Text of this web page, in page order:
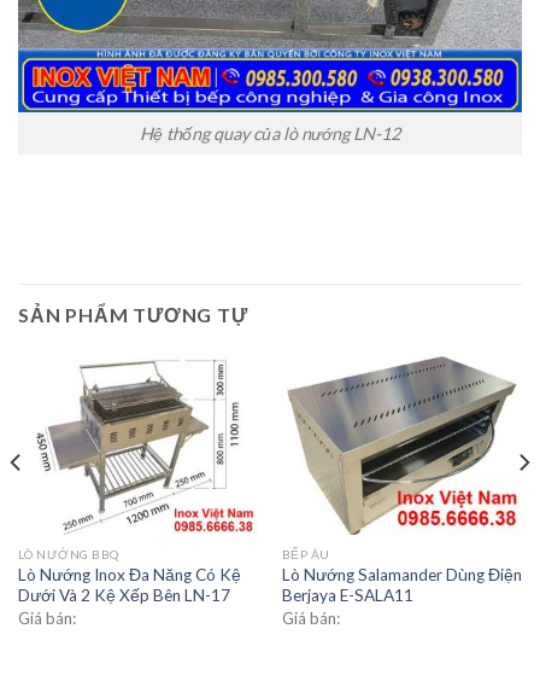
Hệ thống quay của lò nướng LN-12
SẢN PHẨM TƯƠNG TỰ
LÒ NƯỚNG BBQ
Lò Nướng Inox Đa Năng Có Kệ
Dưới Và 2 Kệ Xếp Bên LN-17
Giá bán:
BẾP ÂU
Lò Nướng Salamander Dùng Điện
Berjaya E-SALA11
Giá bán: